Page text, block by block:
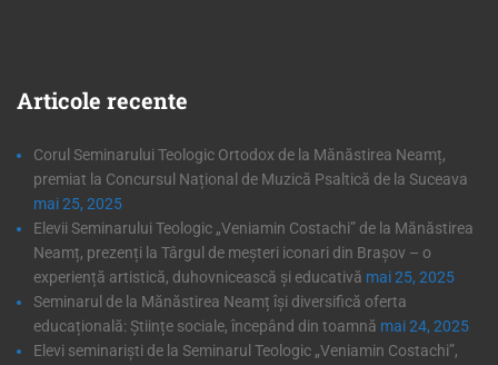
Articole recente
Corul Seminarului Teologic Ortodox de la Mănăstirea Neamț,
premiat la Concursul Național de Muzică Psaltică de la Suceava
mai 25, 2025
Elevii Seminarului Teologic „Veniamin Costachi” de la Mănăstirea
Neamț, prezenți la Târgul de meșteri iconari din Brașov – o
experiență artistică, duhovnicească și educativă mai 25, 2025
Seminarul de la Mănăstirea Neamț își diversifică oferta
educațională: Științe sociale, începând din toamnă mai 24, 2025
Elevi seminariști de la Seminarul Teologic „Veniamin Costachi”,